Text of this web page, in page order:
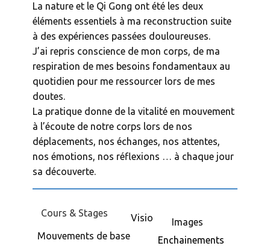
La nature et le Qi Gong ont été les deux
éléments essentiels à ma reconstruction suite
à des expériences passées douloureuses.
J’ai repris conscience de mon corps, de ma
respiration de mes besoins fondamentaux au
quotidien pour me ressourcer lors de mes
doutes.
La pratique donne de la vitalité en mouvement
à l’écoute de notre corps lors de nos
déplacements, nos échanges, nos attentes,
nos émotions, nos réflexions … à chaque jour
sa découverte.
Images
Enchainements
Visio
Mouvements de base
Cours & Stages